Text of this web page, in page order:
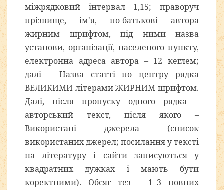
міжрядковий інтервал 1,15; праворуч
прізвище, ім'я, по-батькові автора
жирним шрифтом, під ними назва
установи, організації, населеного пункту,
електронна адреса автора – 12 кеглем;
далі – Назва статті по центру рядка
ВЕЛИКИМИ літерами ЖИРНИМ шрифтом.
Далі, після пропуску одного рядка –
авторський текст, після якого –
Використані джерела (список
використаних джерел; посилання у тексті
на літературу і сайти записуються у
квадратних дужках і мають бути
коректними). Обсяг тез – 1–3 повних